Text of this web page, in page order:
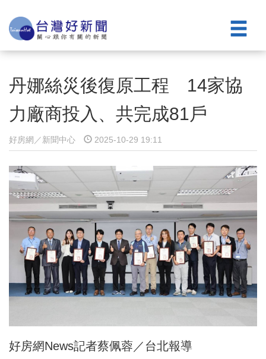
丹娜絲災後復原工程 14家協
力廠商投入、共完成81戶
好房網／新聞中心 2025-10-29 19:11
好房網News記者蔡佩蓉／台北報導